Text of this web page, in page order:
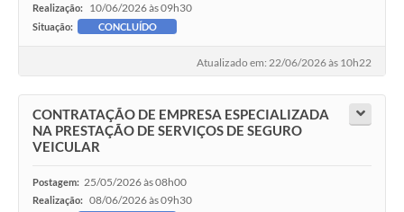
Realização: 10/06/2026 às 09h30
Situação: CONCLUÍDO
Atualizado em: 22/06/2026 às 10h22
CONTRATAÇÃO DE EMPRESA ESPECIALIZADA
NA PRESTAÇÃO DE SERVIÇOS DE SEGURO
VEICULAR
Postagem: 25/05/2026 às 08h00
Realização: 08/06/2026 às 09h30